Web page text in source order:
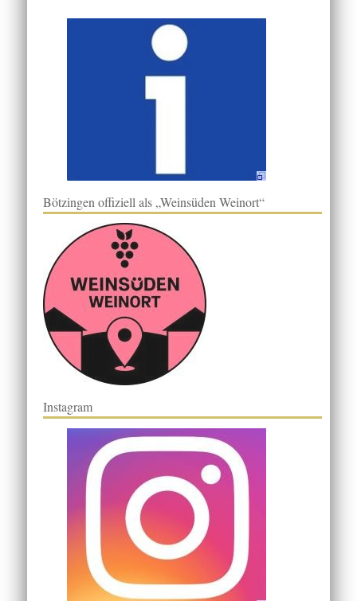
Bötzingen offiziell als „Weinsüden Weinort“
Instagram